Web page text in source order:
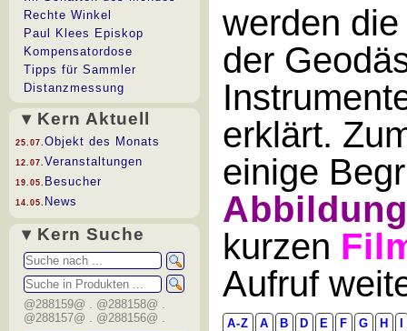
Rechte Winkel
Paul Klees Episkop
Kompensatordose
Tipps für Sammler
Distanzmessung
▾ Kern Aktuell
25.07. Objekt des Monats
12.07. Veranstaltungen
19.05. Besucher
14.05. News
▾ Kern Suche
@288159@ . @288158@ .
@288157@ . @288156@ .
werden
der
erklärt.
einige
kurzen
Aufruf
A-Z A B D E F G H